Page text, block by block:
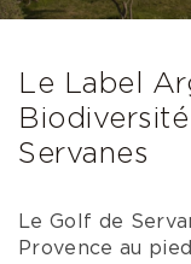
Le Label
Servanes
Le Golf de
Provence au